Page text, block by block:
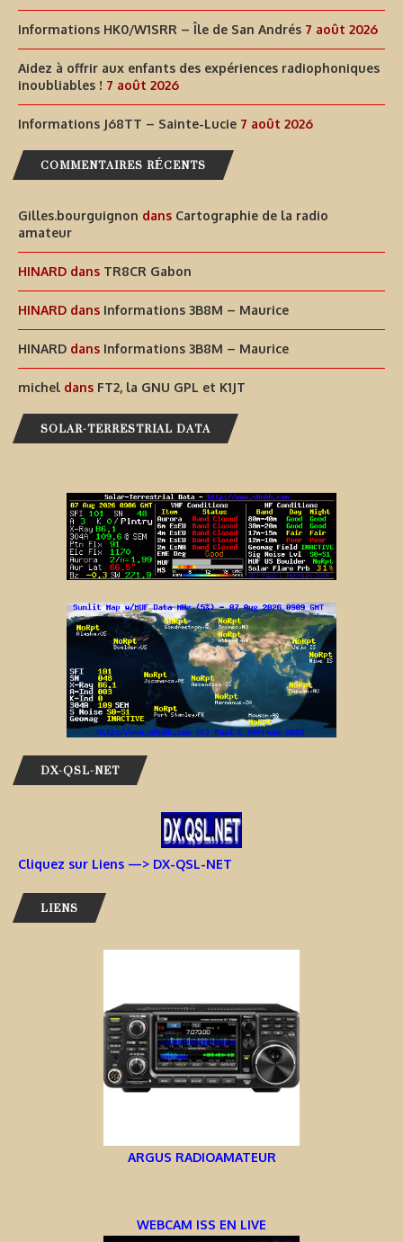
Informations HK0/W1SRR – Île de San Andrés 7 août 2026
Aidez à offrir aux enfants des expériences radiophoniques
inoubliables ! 7 août 2026
Informations J68TT – Sainte-Lucie 7 août 2026
COMMENTAIRES RÉCENTS
Gilles.bourguignon dans Cartographie de la radio
amateur
HINARD dans TR8CR Gabon
HINARD dans Informations 3B8M – Maurice
HINARD dans Informations 3B8M – Maurice
michel dans FT2, la GNU GPL et K1JT
SOLAR-TERRESTRIAL DATA
DX-QSL-NET
Cliquez sur Liens —> DX-QSL-NET
LIENS
ARGUS RADIOAMATEUR
WEBCAM ISS EN LIVE